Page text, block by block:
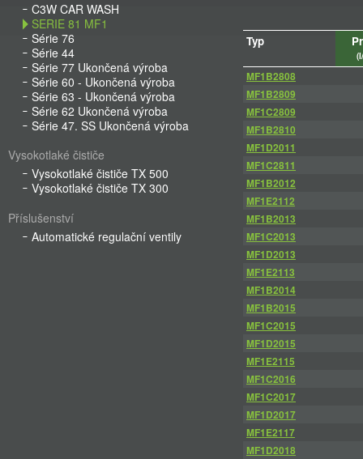
Typ
MF1B2808
MF1B2809
MF1C2809
MF1B2810
MF1D2011
MF1C2811
MF1B2012
MF1E2112
MF1B2013
MF1C2013
MF1D2013
MF1E2113
MF1B2014
MF1B2015
MF1C2015
MF1D2015
MF1E2115
MF1C2016
MF1C2017
MF1D2017
MF1E2117
MF1D2018
C3W CAR WASH
SERIE 81 MF1
Série 76
Série 44
Série 77 Ukončená výroba
Série 60 - Ukončená výroba
Série 63 - Ukončená výroba
Série 62 Ukončená výroba
Série 47. SS Ukončená výroba
Vysokotlaké čističe
Vysokotlaké čističe TX 500
Vysokotlaké čističe TX 300
Příslušenství
Automatické regulační ventily